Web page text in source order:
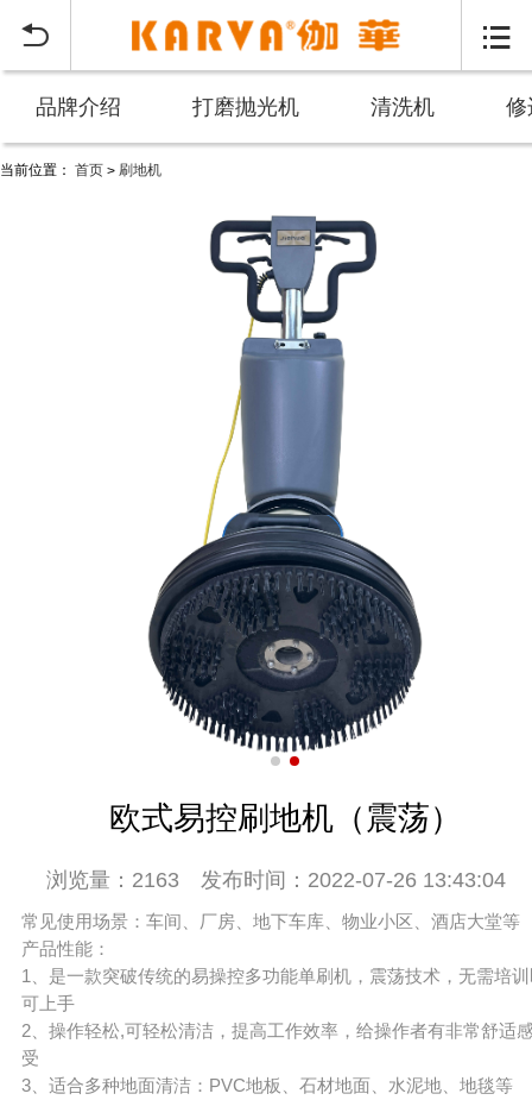
 
品牌介绍 打磨抛光机 清洗机 修
当前位置： 首页 > 刷地机
欧式易控刷地机（震荡）
浏览量：2163 发布时间：2022-07-26 13:43:04
常见使用场景：车间、厂房、地下车库、物业小区、酒店大堂等
产品性能：
1、是一款突破传统的易操控多功能单刷机，震荡技术，无需培
可上手
2、操作轻松,可轻松清洁，提高工作效率，给操作者有非常舒适
受
3、适合多种地面清洁：PVC地板、石材地面、水泥地、地毯等